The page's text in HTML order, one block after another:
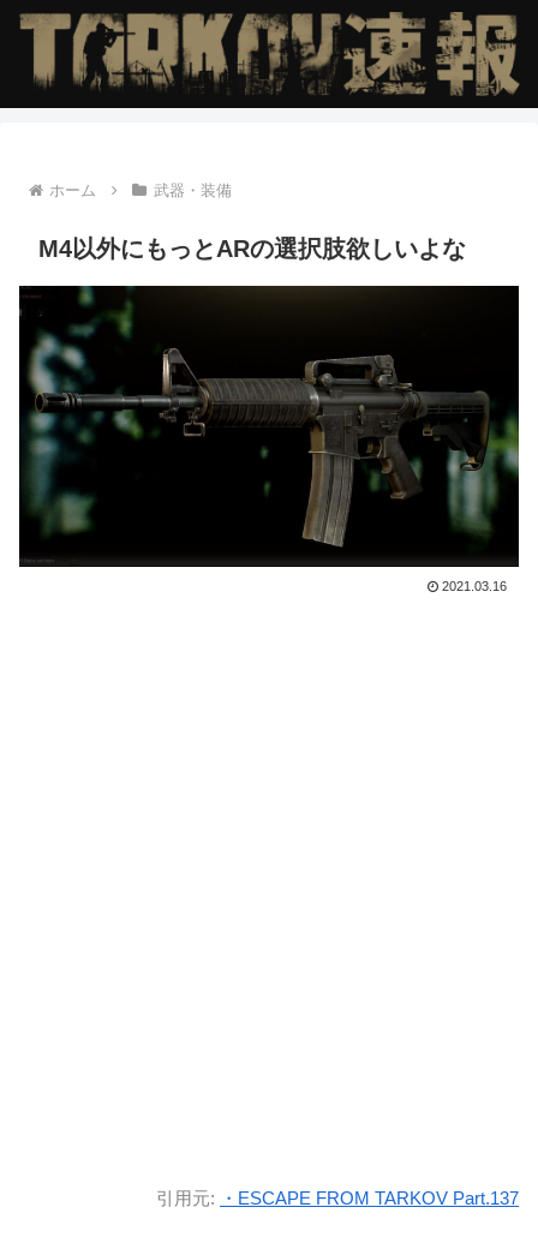
ホーム 武器・装備
M4以外にもっとARの選択肢欲しいよな
2021.03.16
引用元: ・ESCAPE FROM TARKOV Part.137